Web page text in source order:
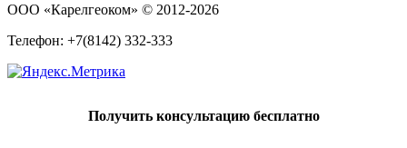
ООО «Карелгеоком» © 2012-2026
Телефон: +7(8142) 332-333
Получить консультацию бесплатно